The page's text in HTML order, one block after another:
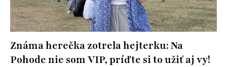
Známa herečka zotrela hejterku: Na
Pohode nie som VIP, príďte si to užiť aj vy!